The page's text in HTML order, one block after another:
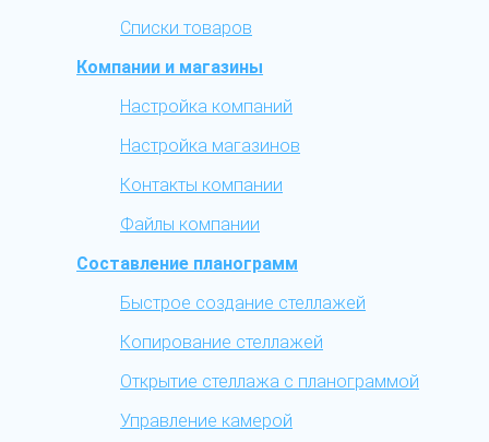
Списки товаров
Компании и магазины
Настройка компаний
Настройка магазинов
Контакты компании
Файлы компании
Составление планограмм
Быстрое создание стеллажей
Копирование стеллажей
Открытие стеллажа с планограммой
Управление камерой